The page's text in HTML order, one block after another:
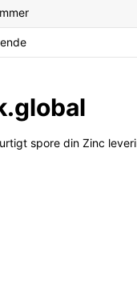
spore din Zinc